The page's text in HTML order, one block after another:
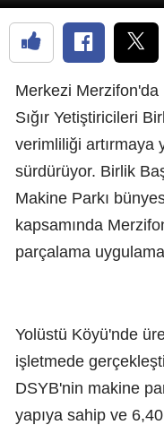
Merkezi Merzifon'da
Sığır Yetiştiricileri
verimliliği artırmaya
sürdürüyor. Birlik
Makine Parkı
kapsamında
parçalama
Yolüstü Köyü'nde
işletmede
DSYB'nin makine
yapıya sahip ve